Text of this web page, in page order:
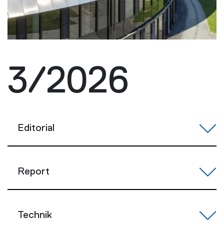
3/2026
Editorial
Report
Technik